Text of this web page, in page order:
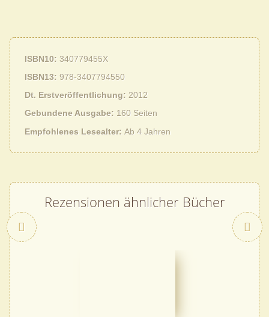
ISBN10
340779455X
ISBN13 978-3407794550
Dt. Erstveröffentlichung
2012
Gebundene Ausgabe
160 Seiten
Empfohlenes Lesealter Ab 4 Jahren
Rezensionen ähnlicher Bücher